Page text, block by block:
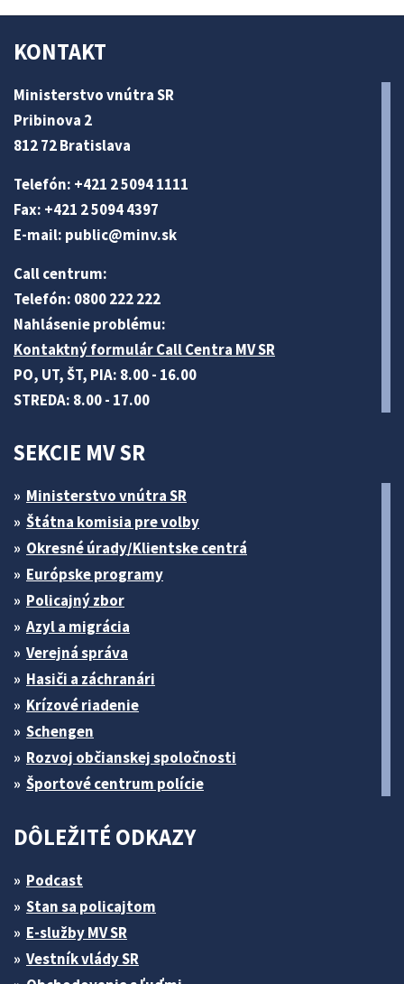
KONTAKT
Ministerstvo vnútra SR
Pribinova 2
812 72 Bratislava
Telefón: +421 2 5094 1111
Fax: +421 2 5094 4397
E-mail: public@minv.sk
Call centrum:
Telefón: 0800 222 222
Nahlásenie problému:
Kontaktný formulár Call Centra MV SR
PO, UT, ŠT, PIA: 8.00 - 16.00
STREDA: 8.00 - 17.00
SEKCIE MV SR
Ministerstvo vnútra SR
Štátna komisia pre volby
Okresné úrady/Klientske centrá
Európske programy
Policajný zbor
Azyl a migrácia
Verejná správa
Hasiči a záchranári
Krízové riadenie
Schengen
Rozvoj občianskej spoločnosti
Športové centrum polície
DÔLEŽITÉ ODKAZY
Podcast
Stan sa policajtom
E-služby MV SR
Vestník vlády SR